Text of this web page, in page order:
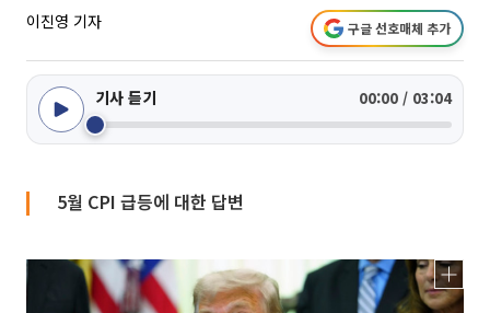
이진영 기자 구글 선호매체 추가
기사 듣기 00:00 / 03:04
5월 CPI 급등에 대한 답변